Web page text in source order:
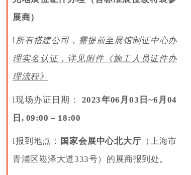
展商）
l所有搭建公司，需提前至展馆制证中心办
理实名认证，详见附件 《施工人员证件办
理流程》
l现场办证日期： 2023年06 月03 日~6 月 04
日, 09:00 – 18:00
l报到地点： 国家会展中心北大厅 （上海市
青浦区崧泽大道333号）的展商报到处。